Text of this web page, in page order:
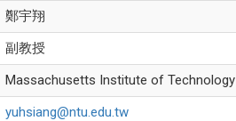
鄭宇翔
副教授
Massachusetts Institute of Technology
yuhsiang@ntu.edu.tw